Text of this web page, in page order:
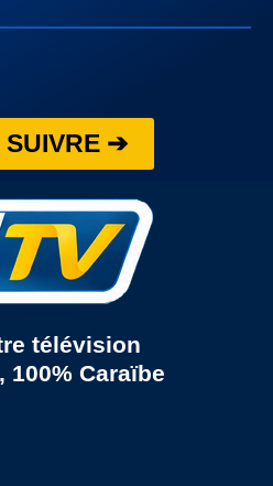
SUIVRE ➔
télévision
100% Caraïbe